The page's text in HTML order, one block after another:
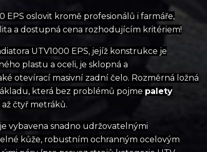
EPS oslovit kromě profesionálů i farmáře,
a dostupná cena rozhodujícím kritériem!
UTV1000 EPS, jejíž konstrukce je
plastu a oceli, je sklopná a
otevírací masivní zadní čelo. Rozměrná ložná
která bez problémů pojme palety
čtyř metráků.
je vybavena snadno udržovatelnými
kůže, robustním ochranným ocelovým